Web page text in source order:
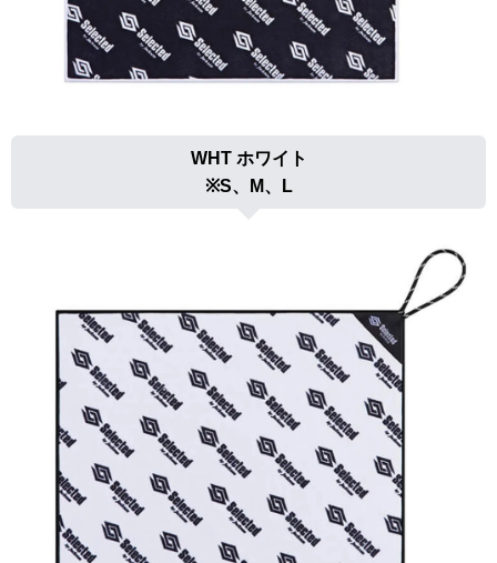
WHT ホワイト
※S、M、L